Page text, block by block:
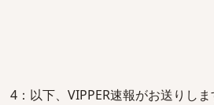
4：以下、VIPPER速報がお送りし